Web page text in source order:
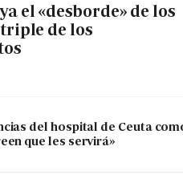
el «desborde» de los
de los
del hospital de Ceuta
que les servirá»